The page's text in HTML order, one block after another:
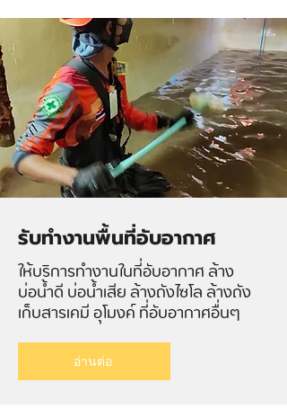
รับทำงานพื้นที่อับอากาศ
ให้บริการทำงานในที่อับอากาศ ล้าง
บ่อน้ำดี บ่อน้ำเสีย ล้างถังไซโล ล้างถัง
เก็บสารเคมี อุโมงค์ ที่อับอากาศอื่นๆ
อ่านต่อ